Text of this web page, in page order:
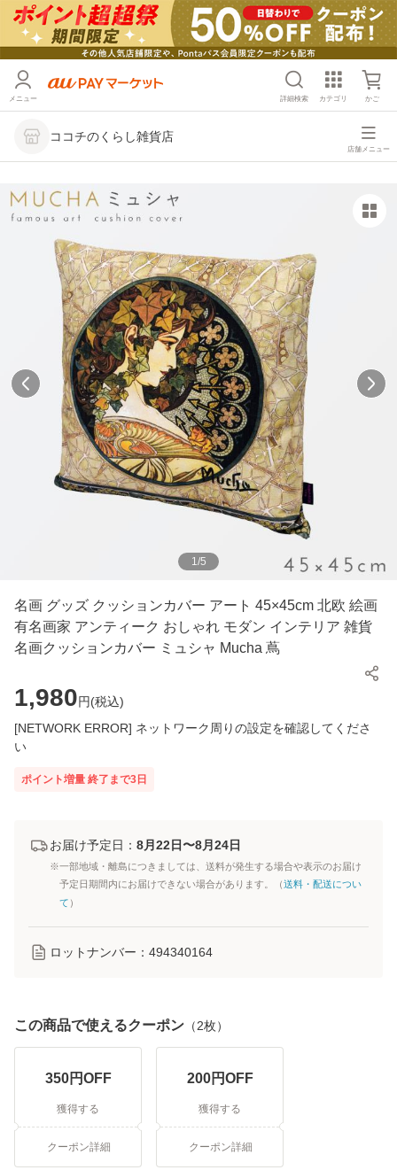
メニュー 詳細検索 カテゴリ かご
ココチのくらし雑貨店
店舗メニュー
1/5
名画 グッズ クッションカバー アート 45×45cm 北欧 絵画
有名画家 アンティーク おしゃれ モダン インテリア 雑貨
名画クッションカバー ミュシャ Mucha 蔦
1,980円(税込)
[NETWORK ERROR] ネットワーク周りの設定を確認してくださ
い
ポイント増量 終了まで3 日
お届け予定日： 8月22日〜8月24日
※一部地域・離島につきましては、送料が発生する場合や表示のお届け
予定日期間内にお届けできない場合があります。（送料・配送につい
て ）
ロットナンバー： 494340164
この商品で使えるクーポン （2枚）
350円OFF
獲得する
クーポン詳細
200円OFF
獲得する
クーポン詳細